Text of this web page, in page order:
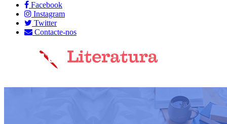
Facebook
Instagram
Twitter
Contacte-nos